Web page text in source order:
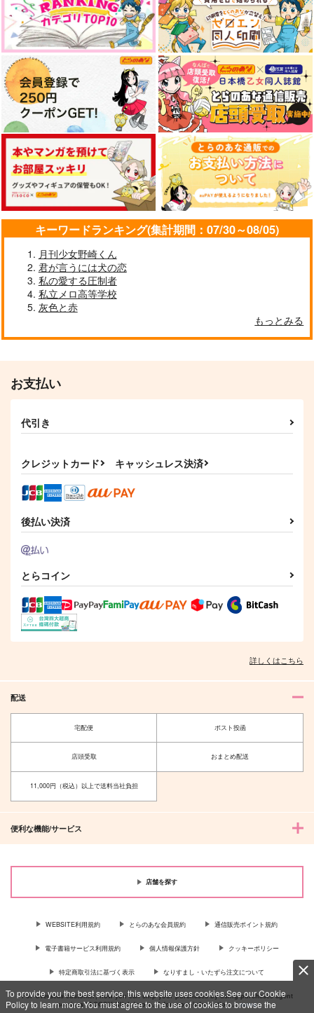
To provide you the best service, this website uses cookies.See our Cookie
Policy to learn more.You must agree to the use of cookies to browse the
キーワードランキング(集計期間：07/30～08/05)
月刊少女野崎くん
君が言うには犬の恋
私の愛する圧制者
私立メロ高等学校
灰色と赤
もっとみる
お支払い
代引き
クレジットカード キャッシュレス決済
後払い決済
とらコイン
詳しくはこちら
配送
宅配便 ポスト投函
店頭受取 おまとめ配送
11,000円（税込）以上で送料当社負担
便利な機能/サービス
店舗を探す
WEBSITE利用規約 とらのあな会員規約 通信販売ポイント規約
電子書籍サービス利用規約 個人情報保護方針 クッキーポリシー
特定商取引法に基づく表示 なりすまし・いたずら注文について
For Overseas customer, now you can ship your purchases by using purchases agent
services “AOCS”! Click {more…} for more information …more